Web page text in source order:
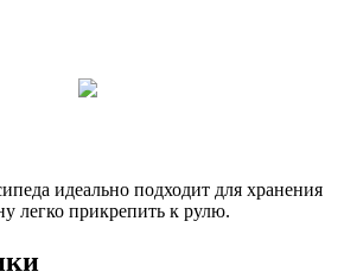
идеально подходит для хранения
легко прикрепить к рулю.